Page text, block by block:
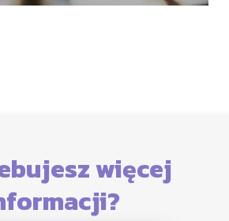
więcej